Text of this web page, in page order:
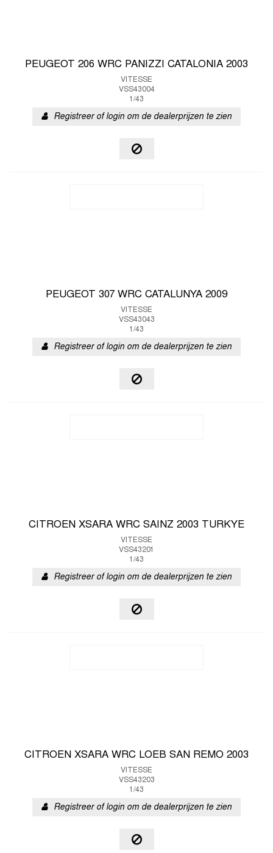
PEUGEOT 206 WRC PANIZZI CATALONIA 2003
VITESSE
VSS43004
1/43
Registreer of login om de dealerprijzen te zien
PEUGEOT 307 WRC CATALUNYA 2009
VITESSE
VSS43043
1/43
Registreer of login om de dealerprijzen te zien
CITROEN XSARA WRC SAINZ 2003 TURKYE
VITESSE
VSS43201
1/43
Registreer of login om de dealerprijzen te zien
CITROEN XSARA WRC LOEB SAN REMO 2003
VITESSE
VSS43203
1/43
Registreer of login om de dealerprijzen te zien